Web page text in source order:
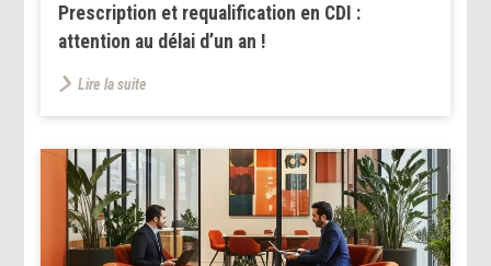
Prescription et requalification en CDI :
attention au délai d’un an !
Lire la suite